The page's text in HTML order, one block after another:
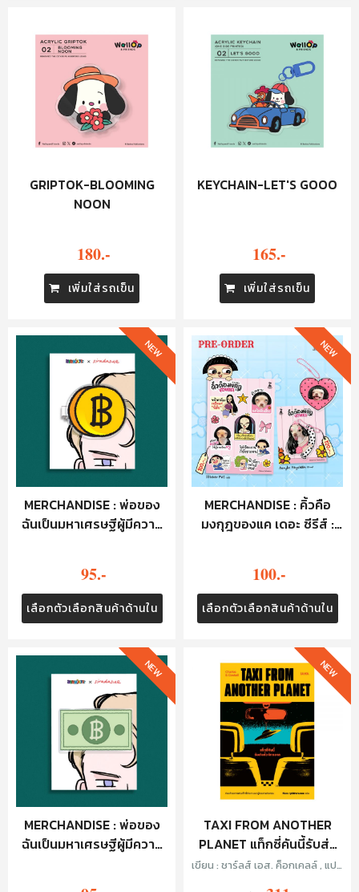
GRIPTOK-BLOOMING
NOON
180.-
เพิ่มใส่รถเข็น
KEYCHAIN-LET'S GOOO
165.-
เพิ่มใส่รถเข็น
MERCHANDISE : พ่อของ
ฉันเป็นมหาเศรษฐีผู้มีความ
95.-
เลือกตัวเลือกสินค้าด้านใน
NEW
MERCHANDISE : คิ้วคือ
มงกุฎของแค เดอะ ซีรีส์ :
100.-
เลือกตัวเลือกสินค้าด้านใน
NEW
MERCHANDISE : พ่อของ
ฉันเป็นมหาเศรษฐีผู้มีความ
NEW
TAXI FROM ANOTHER
PLANET แท็กซี่คันนี้รับส่ง
ทั่วจักรวาล
เขียน : ชาร์ลส์ เอส. ค็อกเคลล์ , แปล
NEW